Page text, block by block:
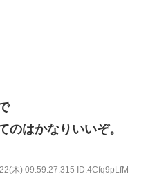
のはかなりいいぞ。
木) 09:59:27.315 ID:4Cfq9pLfM